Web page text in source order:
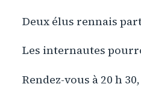
Deux élus rennais
Les internautes
Rendez-vous à 20 h